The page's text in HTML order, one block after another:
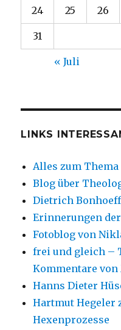
24 25 26
31
« Juli
LINKS
Alles zum Thema
Blog über
Dietrich
Erinnerungen
Fotoblog von
frei und gleich –
Kommentare
Hanns Dieter
Hartmut Hegeler
Hexenprozesse